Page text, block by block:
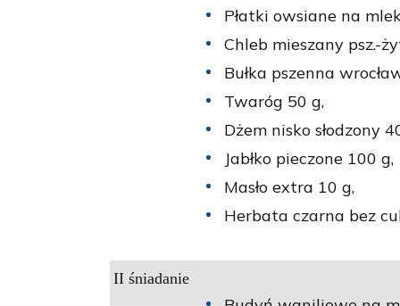
Płatki owsiane na
Chleb mieszany psz.-
Bułka pszenna
Twaróg 50 g,
Dżem nisko słodzony
Jabłko pieczone 100 g,
Masło extra 10 g,
Herbata czarna bez
II śniadanie